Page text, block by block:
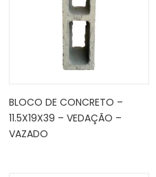
BLOCO DE CONCRETO –
11.5X19X39 – VEDAÇÃO –
VAZADO